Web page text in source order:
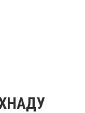
ХНАДУ